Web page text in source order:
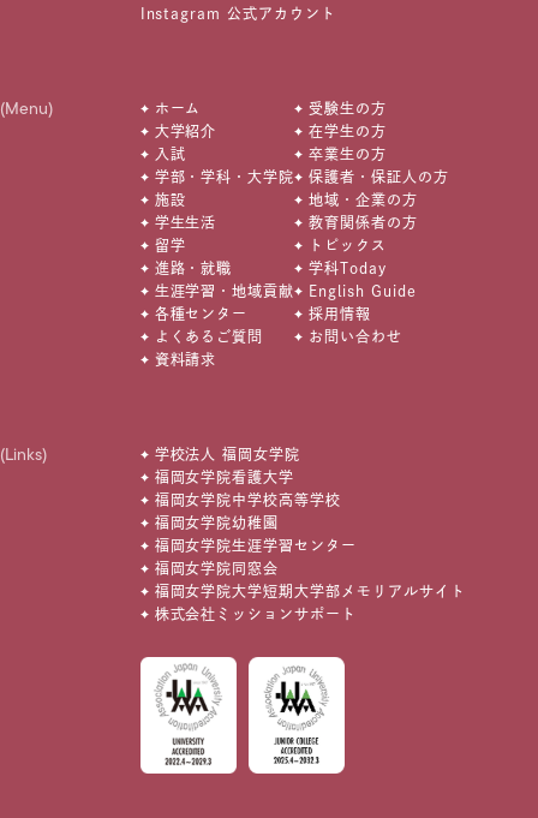
Instagram 公式アカウント
(Menu)
ホーム
大学紹介
入試
学部・学科・大学院
施設
学生生活
留学
進路・就職
生涯学習・地域貢献
各種センター
よくあるご質問
資料請求
受験生の方
在学生の方
卒業生の方
保護者・保証人の方
地域・企業の方
教育関係者の方
トピックス
学科Today
English Guide
採用情報
お問い合わせ
(Links)
学校法人 福岡女学院
福岡女学院看護大学
福岡女学院中学校高等学校
福岡女学院幼稚園
福岡女学院生涯学習センター
福岡女学院同窓会
福岡女学院大学短期大学部メモリアルサイト
株式会社ミッションサポート